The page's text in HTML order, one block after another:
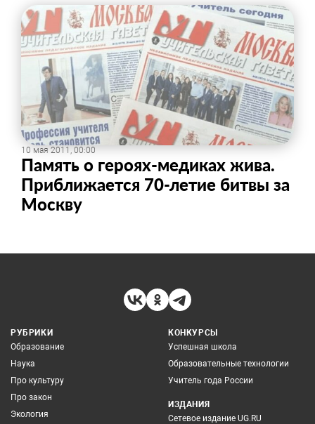
10 мая 2011, 00:00
Память о героях-медиках жива.
Приближается 70-летие битвы за
Москву
РУБРИКИ
Образование
Наука
Про культуру
Про закон
Экология
КОНКУРСЫ
Успешная школа
Образовательные технологии
Учитель года России
ИЗДАНИЯ
Сетевое издание UG.RU